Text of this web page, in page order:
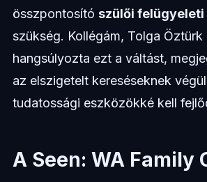
összpontosító szülői felügyeleti
szükség. Kollégám, Tolga Öztürk
hangsúlyozta ezt a váltást,
az elszigetelt kereséseknek
tudatossági eszközökké kell
A Seen: WA Family